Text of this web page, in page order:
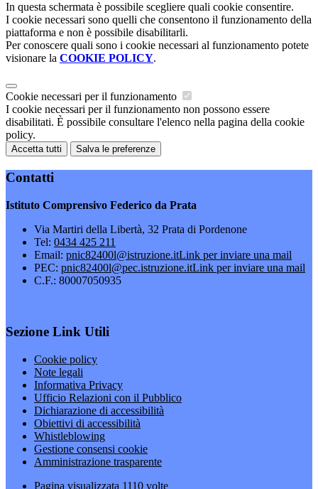
In questa schermata è possibile scegliere quali cookie consentire.
I cookie necessari sono quelli che consentono il funzionamento della
piattaforma e non è possibile disabilitarli.
Per conoscere quali sono i cookie necessari al funzionamento potete
visionare la COOKIE POLICY.
Cookie necessari per il funzionamento
I cookie necessari per il funzionamento non possono essere
disabilitati. È possibile consultare l'elenco nella pagina della cookie
policy.
Accetta tutti Salva le preferenze
Contatti
Istituto Comprensivo Federico da Prata
Via Martiri della Libertà, 32 Prata di Pordenone
Tel: 0434 425 211
Email: pnic82400l@istruzione.itLink per inviare una mail
PEC: pnic82400l@pec.istruzione.itLink per inviare una mail
C.F.: 80007050935
Sezione Link Utili
Cookie policy
Note legali
Informativa Privacy
Ufficio Relazioni con il Pubblico
Dichiarazione di accessibilità
Obiettivi di accessibilità
Whistleblowing
Gestione consensi cookie
Amministrazione trasparente
Pagina visualizzata 1110 volte